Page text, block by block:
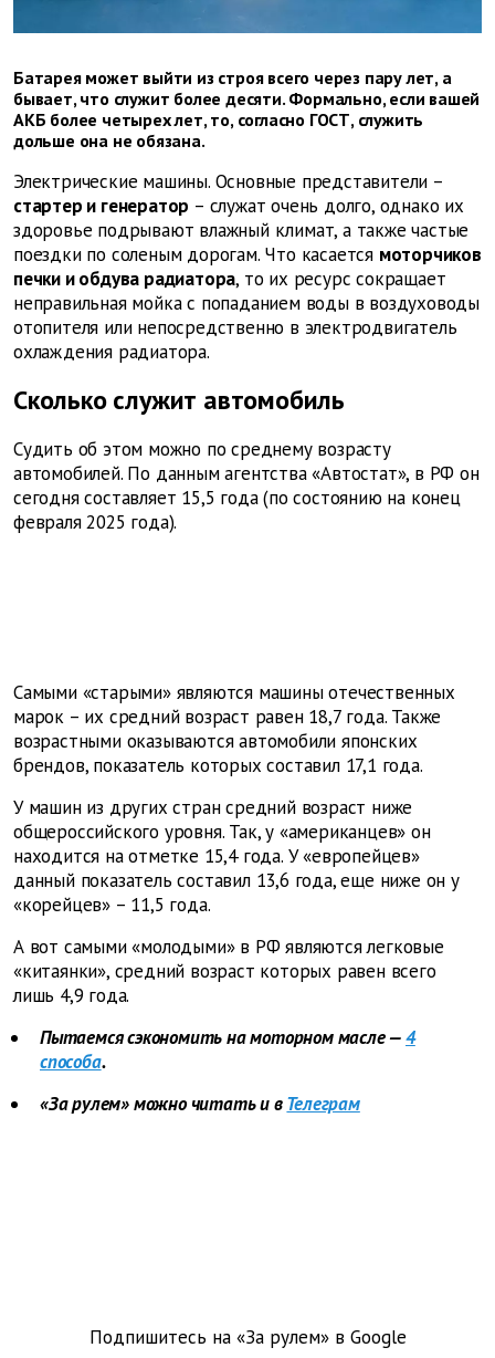
Батарея может выйти из строя всего через пару лет, а
бывает, что служит более десяти. Формально, если вашей
АКБ более четырех лет, то, согласно ГОСТ, служить
дольше она не обязана.
Электрические машины. Основные представители –
стартер и генератор – служат очень долго, однако их
здоровье подрывают влажный климат, а также частые
поездки по соленым дорогам. Что касается моторчиков
печки и обдува радиатора, то их ресурс сокращает
неправильная мойка с попаданием воды в воздуховоды
отопителя или непосредственно в электродвигатель
охлаждения радиатора.
Сколько служит автомобиль
Судить об этом можно по среднему возрасту
автомобилей. По данным агентства «Автостат», в РФ он
сегодня составляет 15,5 года (по состоянию на конец
февраля 2025 года).
Самыми «старыми» являются машины отечественных
марок – их средний возраст равен 18,7 года. Также
возрастными оказываются автомобили японских
брендов, показатель которых составил 17,1 года.
У машин из других стран средний возраст ниже
общероссийского уровня. Так, у «американцев» он
находится на отметке 15,4 года. У «европейцев»
данный показатель составил 13,6 года, еще ниже он у
«корейцев» – 11,5 года.
А вот самыми «молодыми» в РФ являются легковые
«китаянки», средний возраст которых равен всего
лишь 4,9 года.
Пытаемся сэкономить на моторном масле —4
способа.
«За рулем» можно читать и вТелеграм
Подпишитесь на «За рулем» в Google